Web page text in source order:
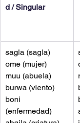
d / Singular
sagla (sagla)
ome (mujer)
muu (abuela)
burwa (viento)
boni
(enfermedad)